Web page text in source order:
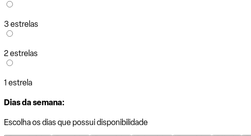
3 estrelas
2 estrelas
1 estrela
Dias da semana:
Escolha os dias que possui disponibilidade